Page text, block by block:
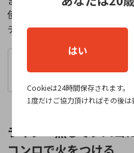
使用しないようにするため
チやってみると良いでしょ
と火がつけやすいよ！
ライター無しでタバ
はい
Cookieは24時間保存されます。
1度だけご協力頂ければその後は